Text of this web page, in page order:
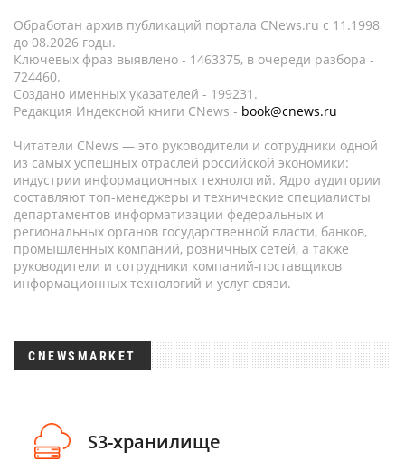
Обработан архив публикаций портала CNews.ru c 11.1998
до 08.2026 годы.
Ключевых фраз выявлено - 1463375, в очереди разбора -
724460.
Создано именных указателей - 199231.
Редакция Индексной книги CNews - book@cnews.ru
Читатели CNews — это руководители и сотрудники одной
из самых успешных отраслей российской экономики:
индустрии информационных технологий. Ядро аудитории
составляют топ-менеджеры и технические специалисты
департаментов информатизации федеральных и
региональных органов государственной власти, банков,
промышленных компаний, розничных сетей, а также
руководители и сотрудники компаний-поставщиков
информационных технологий и услуг связи.
CNEWSMARKET
S3-хранилище